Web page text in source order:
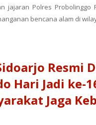
jajaran Polres Probolinggo
bencana alam di
Resmi
Hari Jadi ke-
Jaga